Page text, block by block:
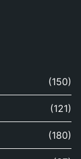
(150)
(121)
(180)